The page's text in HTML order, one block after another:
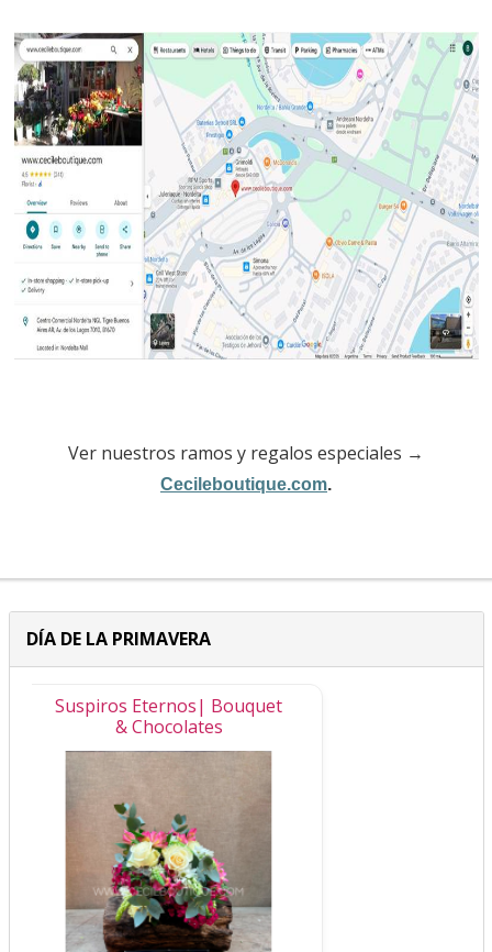
Ver nuestros ramos y regalos especiales →
Cecileboutique.com.
DÍA DE LA PRIMAVERA
Suspiros Eternos| Bouquet
& Chocolates